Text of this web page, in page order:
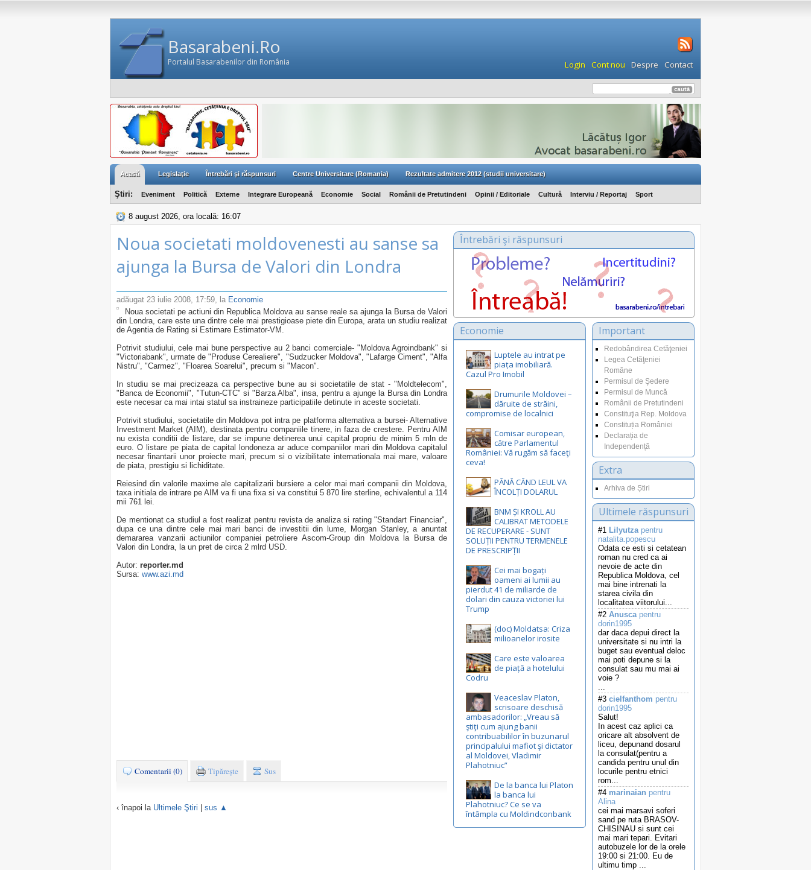
Basarabeni.Ro
Portalul Basarabenilor din România Login Cont nou Despre Contact
Acasă Legislaţie Întrebări şi răspunsuri Centre Universitare (Romania) Rezultate admitere 2012 (studii universitare)
Ştiri: Eveniment Politică Externe Integrare Europeană Economie Social Românii de Pretutindeni Opinii / Editoriale Cultură Interviu / Reportaj Sport
8 august 2026, ora locală: 16:07
Noua societati moldovenesti au sanse sa
ajunga la Bursa de Valori din Londra
adăugat 23 iulie 2008, 17:59, la Economie
Noua societati pe actiuni din Republica Moldova au sanse reale sa ajunga la Bursa de Valori
din Londra, care este una dintre cele mai prestigioase piete din Europa, arata un studiu realizat
de Agentia de Rating si Estimare Estimator-VM.
Potrivit studiului, cele mai bune perspective au 2 banci comerciale- "Moldova Agroindbank" si
"Victoriabank", urmate de "Produse Cerealiere", "Sudzucker Moldova", "Lafarge Ciment", "Alfa
Nistru", "Carmez", "Floarea Soarelui", precum si "Macon".
In studiu se mai precizeaza ca perspective bune au si societatile de stat - "Moldtelecom",
"Banca de Economii", "Tutun-CTC" si "Barza Alba", insa, pentru a ajunge la Bursa din Londra
este necesar ca mai intai statul sa instraineze participatiile detinute in aceste societati.
Potrivit studiului, societatile din Moldova pot intra pe platforma alternativa a bursei- Alternative
Investment Market (AIM), destinata pentru companiile tinere, in faza de crestere. Pentru AIM
nu exista conditii de listare, dar se impune detinerea unui capital propriu de minim 5 mln de
euro. O listare pe piata de capital londoneza ar aduce companiilor mari din Moldova capitalul
necesar finantarii unor proiecte mari, precum si o vizibilitate internationala mai mare, valoare
de piata, prestigiu si lichiditate.
Reiesind din valorile maxime ale capitalizarii bursiere a celor mai mari companii din Moldova,
taxa initiala de intrare pe AIM va fi una fixa si va constitui 5 870 lire sterline, echivalentul a 114
mii 761 lei.
De mentionat ca studiul a fost realizat pentru revista de analiza si rating "Standart Financiar",
dupa ce una dintre cele mai mari banci de investitii din lume, Morgan Stanley, a anuntat
demararea vanzarii actiunilor companiei petroliere Ascom-Group din Moldova la Bursa de
Valori din Londra, la un pret de circa 2 mlrd USD.
Autor: reporter.md
Sursa: www.azi.md
Comentarii (0) Tipăreşte Sus
‹ înapoi la Ultimele Ştiri sus ▲
Întrebări şi răspunsuri
Important
Redobândirea Cetăţeniei
Legea Cetăţeniei
Române
Permisul de Şedere
Permisul de Muncă
Românii de Pretutindeni
Constituţia Rep. Moldova
Constituția României
Declarația de
Independență
Extra
Arhiva de Știri
Ultimele răspunsuri
#1 Lilyutzapentru
natalita.popescu
Odata ce esti si cetatean
roman nu cred ca ai
nevoie de acte din
Republica Moldova, cel
mai bine intrenati la
starea civila din
localitatea viitorului...
#2 Anuscapentru
dorin1995
dar daca depui direct la
universitate si nu intri la
buget sau eventual deloc
mai poti depune si la
consulat sau mu mai ai
voie ?
...
#3 cielfanthom pentru
dorin1995
Salut!
In acest caz aplici ca
oricare alt absolvent de
liceu, depunand dosarul
la consulat(pentru a
candida pentru unul din
locurile pentru etnici
rom...
#4 marinaian pentru
Alina
cei mai marsavi soferi
sand pe ruta BRASOV-
CHISINAU si sunt cei
mai mari tepari. Evitari
autobuzele lor de la orele
19:00 si 21:00. Eu de
ultimu timp ...
Economie
Luptele au intrat pe
piața imobiliară.
Cazul Pro Imobil
Drumurile Moldovei –
dăruite de străini,
compromise de localnici
Comisar european,
către Parlamentul
României: Vă rugăm să faceţi
ceva!
PÂNĂ CÂND LEUL VA
ÎNCOLȚI DOLARUL
BNM ȘI KROLL AU
CALIBRAT METODELE
DE RECUPERARE - SUNT
SOLUȚII PENTRU TERMENELE
DE PRESCRIPȚII
Cei mai bogați
oameni ai lumii au
pierdut 41 de miliarde de
dolari din cauza victoriei lui
Trump
(doc) Moldatsa: Criza
milioanelor irosite
Care este valoarea
de piață a hotelului
Codru
Veaceslav Platon,
scrisoare deschisă
ambasadorilor: „Vreau să
ştiţi cum ajung banii
contribuabililor în buzunarul
principalului mafiot şi dictator
al Moldovei, Vladimir
Plahotniuc”
De la banca lui Platon
la banca lui
Plahotniuc? Ce se va
întâmpla cu Moldindconbank